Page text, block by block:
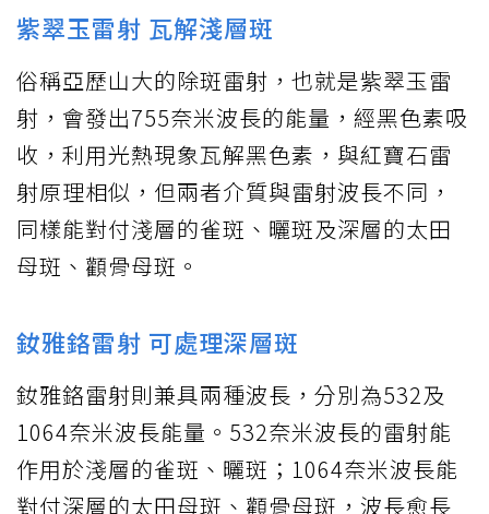
紫翠玉雷射 瓦解淺層斑
俗稱亞歷山大的除斑雷射，也就是紫翠玉雷
射，會發出755奈米波長的能量，經黑色素吸
收，利用光熱現象瓦解黑色素，與紅寶石雷
射原理相似，但兩者介質與雷射波長不同，
同樣能對付淺層的雀斑、曬斑及深層的太田
母斑、顴骨母斑。
釹雅鉻雷射 可處理深層斑
釹雅鉻雷射則兼具兩種波長，分別為532及
1064奈米波長能量。532奈米波長的雷射能
作用於淺層的雀斑、曬斑；1064奈米波長能
對付深層的太田母斑、顴骨母斑，波長愈長